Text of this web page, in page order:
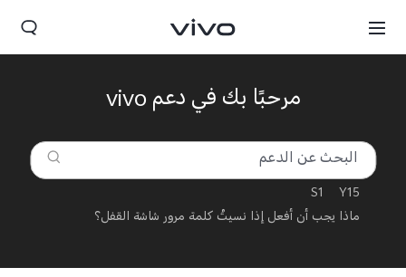
مرحبًا بك في دعم vivo
Y15
S1
ماذا يجب أن أفعل إذا نسيتُ كلمة مرور شاشة القفل؟